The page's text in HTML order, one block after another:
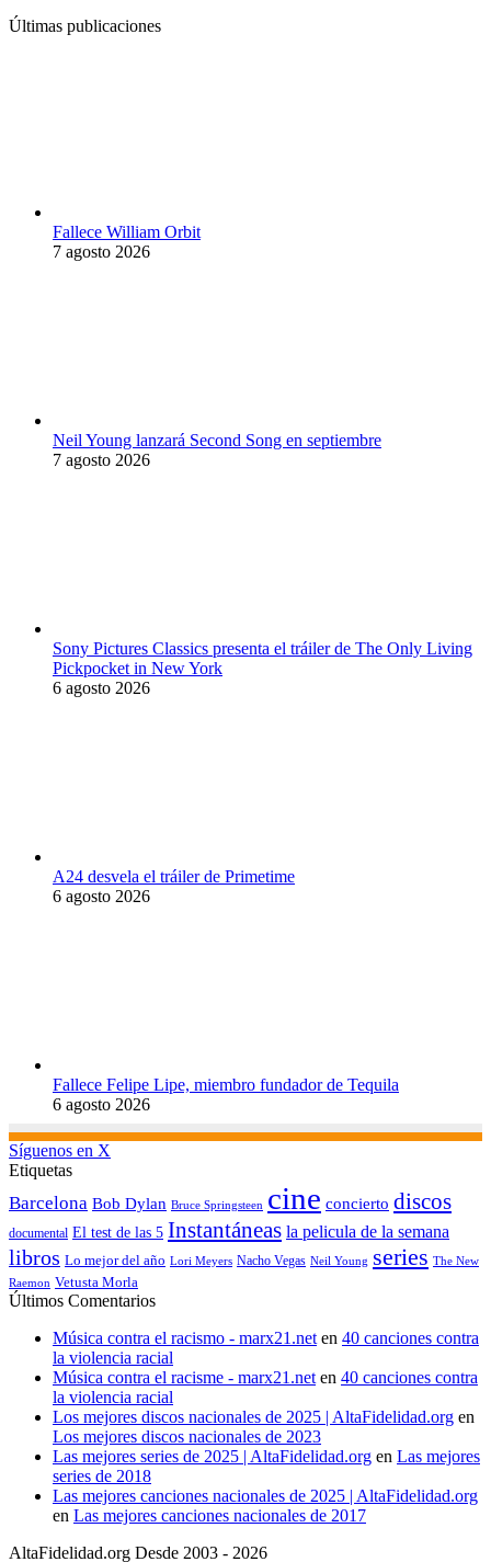
Últimas publicaciones
Fallece William Orbit
7 agosto 2026
Neil Young lanzará Second Song en septiembre
7 agosto 2026
Sony Pictures Classics presenta el tráiler de The Only Living
Pickpocket in New York
6 agosto 2026
A24 desvela el tráiler de Primetime
6 agosto 2026
Fallece Felipe Lipe, miembro fundador de Tequila
6 agosto 2026
Síguenos en X
Etiquetas
Barcelona Bob Dylan Bruce Springsteen cine concierto discos
documental El test de las 5 Instantáneas la pelicula de la semana
libros Lo mejor del año Lori Meyers Nacho Vegas Neil Young series The New
Raemon Vetusta Morla
Últimos Comentarios
Música contra el racismo - marx21.neten 40 canciones contra
la violencia racial
Música contra el racisme - marx21.neten 40 canciones contra
la violencia racial
Los mejores discos nacionales de 2025 | AltaFidelidad.org en
Los mejores discos nacionales de 2023
Las mejores series de 2025 | AltaFidelidad.org en Las mejores
series de 2018
Las mejores canciones nacionales de 2025 | AltaFidelidad.org
en Las mejores canciones nacionales de 2017
AltaFidelidad.org Desde 2003 - 2026